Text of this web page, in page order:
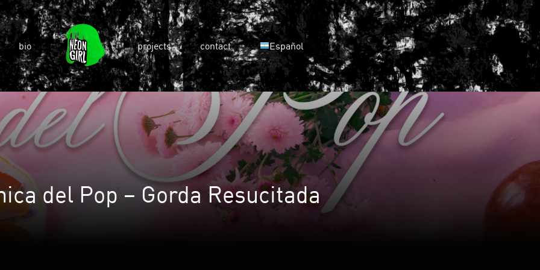
bio projects contact Español
del Pop – Gorda Resucitada